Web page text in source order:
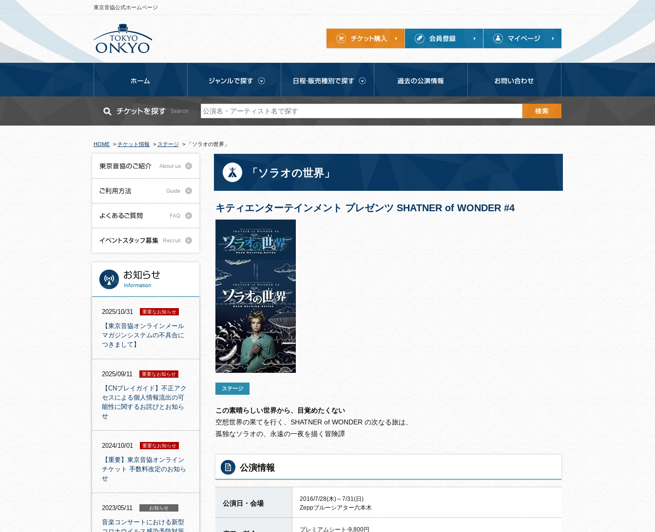
東京音協公式ホームページ
HOME > チケット情報 > ステージ > 「ソラオの世界」
「ソラオの世界」
キティエンターテインメント プレゼンツ SHATNER of WONDER #4
ステージ
この素晴らしい世界から、目覚めたくない
空想世界の果てを行く、SHATNER of WONDER の次なる旅は、
孤独なソラオの、永遠の一夜を描く冒険譚
公演情報
公演日・会場
2016/7/28(木)～7/31(日)
Zeppブルーシアター六本木
プレミアムシート-9,800円
2025/10/31 重要なお知らせ
【東京音協オンラインメール
マガジンシステムの不具合に
つきまして】
2025/09/11 重要なお知らせ
【CNプレイガイド】不正アク
セスによる個人情報流出の可
能性に関するお詫びとお知ら
せ
2024/10/01 重要なお知らせ
【重要】東京音協オンライン
チケット 手数料改定のお知ら
せ
2023/05/11 お知らせ
音楽コンサートにおける新型